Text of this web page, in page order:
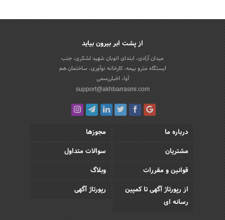
از پشت ابر بیرون بیاید
میدان آزادی، ابتدای اتوبان شهید لشکری، جنب
ایستگاه مترو بیمه، کارخانه نوآوری، ساختمان هم
آوا، اخباررسمی
support@akhbarrasmi.com
درباره ما
مجوزها
مشتریان
سوالات متداول
قوانین و مقررات
وبلاگ
از رپورتاژ آگهی تا کمپین
رسانه ای
رپورتاژ آگهی